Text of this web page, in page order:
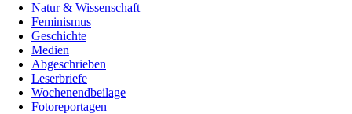
Natur & Wissenschaft
Feminismus
Geschichte
Medien
Abgeschrieben
Leserbriefe
Wochenendbeilage
Fotoreportagen